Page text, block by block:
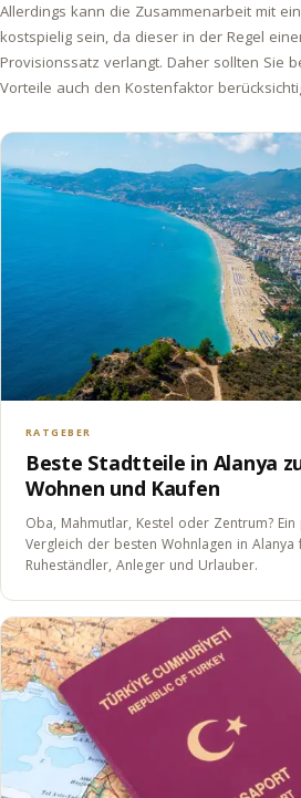
Allerdings kann die Zusammenarbeit mit
kostspielig sein, da dieser in der Regel
Provisionssatz verlangt. Daher sollten Sie
Vorteile auch den Kostenfaktor
RATGEBER
Beste Stadtteile in Alanya
Wohnen und Kaufen
Oba, Mahmutlar, Kestel oder Zentrum?
Vergleich der besten Wohnlagen in Alanya
Ruheständler, Anleger und Urlauber.